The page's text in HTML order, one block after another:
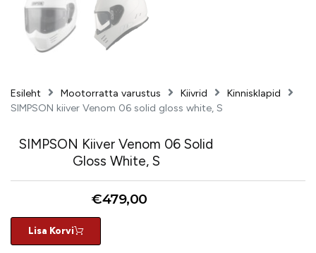
Esileht Mootorratta varustus Kiivrid
Kinnisklapid
SIMPSON kiiver Venom 06 solid gloss white, S
SIMPSON Kiiver Venom 06 Solid
Gloss White, S
€479,00
Lisa Korvi